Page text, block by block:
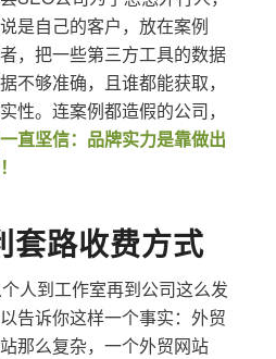
是自己的客户，放在案例
，把一些第三方工具的数据
不够准确，且谁都能获取，
性。连案例都造假的公司，
直坚信：品牌实力是靠做出
套路收费方式
人到工作室再到公司这么发
告诉你这样一个事实：外贸
那么复杂，一个外贸网站